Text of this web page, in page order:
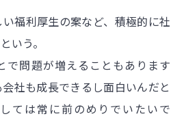
福利厚生の案など、積極的に社
いう。
で問題が増えることもあります
社も成長できるし面白いんだと
ては常に前のめりでいたいで